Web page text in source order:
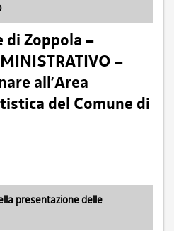
di Zoppola –
–
all’Area
del Comune di
presentazione delle